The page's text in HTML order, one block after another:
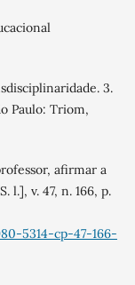
3.
Paulo: Triom,
afirmar a
l.], v. 47, n. 166, p.
5314-cp-47-166-